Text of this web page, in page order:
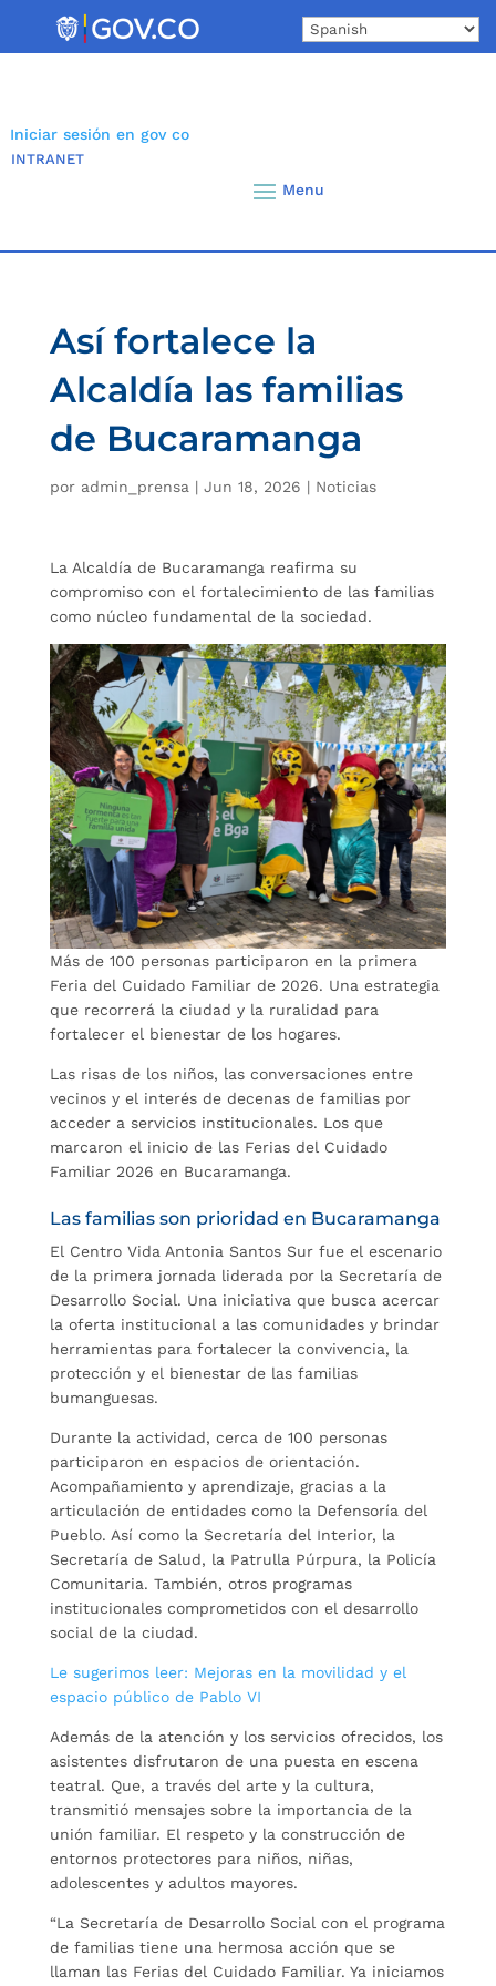
Iniciar sesión en gov co
INTRANET
Así fortalece la
Alcaldía las familias
de Bucaramanga
por admin_prensa | Jun 18, 2026 | Noticias
La Alcaldía de Bucaramanga reafirma su
compromiso con el fortalecimiento de las familias
como núcleo fundamental de la sociedad.
Más de 100 personas participaron en la primera
Feria del Cuidado Familiar de 2026. Una estrategia
que recorrerá la ciudad y la ruralidad para
fortalecer el bienestar de los hogares.
Las risas de los niños, las conversaciones entre
vecinos y el interés de decenas de familias por
acceder a servicios institucionales. Los que
marcaron el inicio de las Ferias del Cuidado
Familiar 2026 en Bucaramanga.
Las familias son prioridad en Bucaramanga
El Centro Vida Antonia Santos Sur fue el escenario
de la primera jornada liderada por la Secretaría de
Desarrollo Social. Una iniciativa que busca acercar
la oferta institucional a las comunidades y brindar
herramientas para fortalecer la convivencia, la
protección y el bienestar de las familias
bumanguesas.
Durante la actividad, cerca de 100 personas
participaron en espacios de orientación.
Acompañamiento y aprendizaje, gracias a la
articulación de entidades como la Defensoría del
Pueblo. Así como la Secretaría del Interior, la
Secretaría de Salud, la Patrulla Púrpura, la Policía
Comunitaria. También, otros programas
institucionales comprometidos con el desarrollo
social de la ciudad.
Le sugerimos leer: Mejoras en la movilidad y el
espacio público de Pablo VI
Además de la atención y los servicios ofrecidos, los
asistentes disfrutaron de una puesta en escena
teatral. Que, a través del arte y la cultura,
transmitió mensajes sobre la importancia de la
unión familiar. El respeto y la construcción de
entornos protectores para niños, niñas,
adolescentes y adultos mayores.
“La Secretaría de Desarrollo Social con el programa
de familias tiene una hermosa acción que se
llaman las Ferias del Cuidado Familiar. Ya iniciamos